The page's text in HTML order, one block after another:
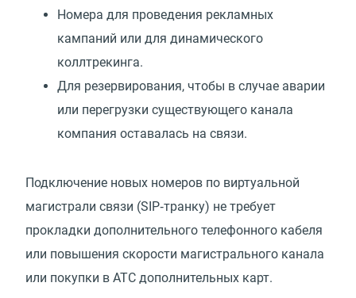
Номера для проведения рекламных
кампаний или для динамического
коллтрекинга.
Для резервирования, чтобы в случае аварии
или перегрузки существующего канала
компания оставалась на связи.
Подключение новых номеров по виртуальной
магистрали связи (SIP‑транку) не требует
прокладки дополнительного телефонного кабеля
или повышения скорости магистрального канала
или покупки в АТС дополнительных карт.